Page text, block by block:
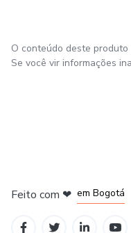
O conteúdo deste
Se você vir informações
Feito com ❤ em Bogotá